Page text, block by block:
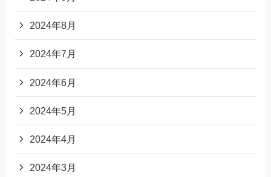
2024年8月
2024年7月
2024年6月
2024年5月
2024年4月
2024年3月